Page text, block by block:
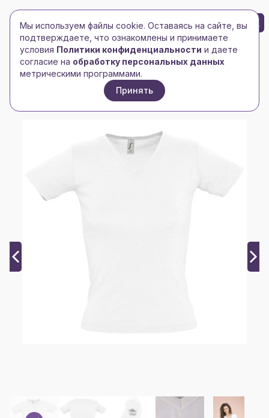
Toggle navigation
Toggle navigation
БРЕНД-ЛОГО 0
Главная/Футболки и майки/Женские футболки/
Футболка женская Lady 220 с V-образным вырезом,
Мы используем файлы cookie. Оставаясь на сайте, вы
подтверждаете, что ознакомлены и принимаете
условия Политики конфиденциальности и даете
согласие на обработку персональных данных
метрическими программами.
Принять